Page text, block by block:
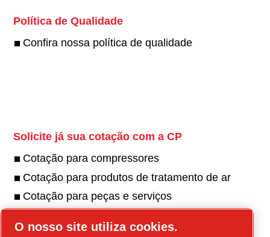
Política de Qualidade
Confira nossa política de qualidade
Solicite já sua cotação com a CP
Cotação para compressores
Cotação para produtos de tratamento de ar
Cotação para peças e serviços
O nosso site utiliza cookies.